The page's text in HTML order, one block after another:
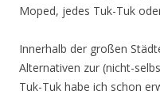
Moped, jedes Tuk-Tuk
Innerhalb der großen
Alternativen zur (nicht-
Tuk-Tuk habe ich schon